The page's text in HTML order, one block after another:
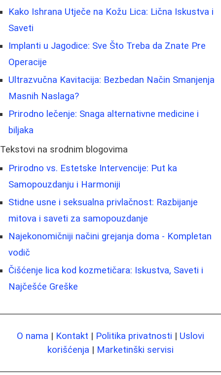
Kako Ishrana Utječe na Kožu Lica: Lična Iskustva i
Saveti
Implanti u Jagodice: Sve Što Treba da Znate Pre
Operacije
Ultrazvučna Kavitacija: Bezbedan Način Smanjenja
Masnih Naslaga?
Prirodno lečenje: Snaga alternativne medicine i
biljaka
Tekstovi na srodnim blogovima
Prirodno vs. Estetske Intervencije: Put ka
Samopouzdanju i Harmoniji
Stidne usne i seksualna privlačnost: Razbijanje
mitova i saveti za samopouzdanje
Najekonomičniji načini grejanja doma - Kompletan
vodič
Čišćenje lica kod kozmetičara: Iskustva, Saveti i
Najčešće Greške
O nama | Kontakt | Politika privatnosti | Uslovi
korišćenja | Marketinški servisi